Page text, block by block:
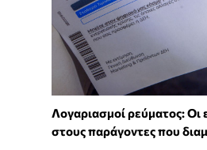
Λογαριασμοί ρεύματος: Οι
στους παράγοντες που